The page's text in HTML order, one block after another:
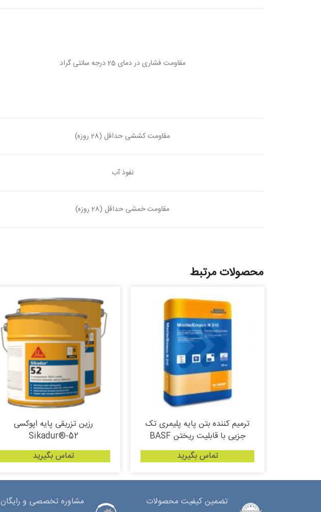
مقاومت فشاری در دمای 25 درجه سانتی گراد
مقاومت کششی حداقل (28 روزه)
نفوذ آب
مقاومت خمشی حداقل (28 روزه)
محصولات مرتبط
ترمیم کننده بتن پایه پلیمری تک
جزیی با قابلیت ریختن BASF
تماس بگیرید
رزین تزریقی پایه اپوکسی
Sikadur®-52
تماس بگیرید
تضمین کیفیت محصولات مشاوره تخصصی و رایگان